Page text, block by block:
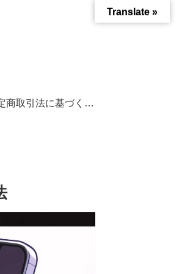
特定商取引法に基づく表記
Translate »